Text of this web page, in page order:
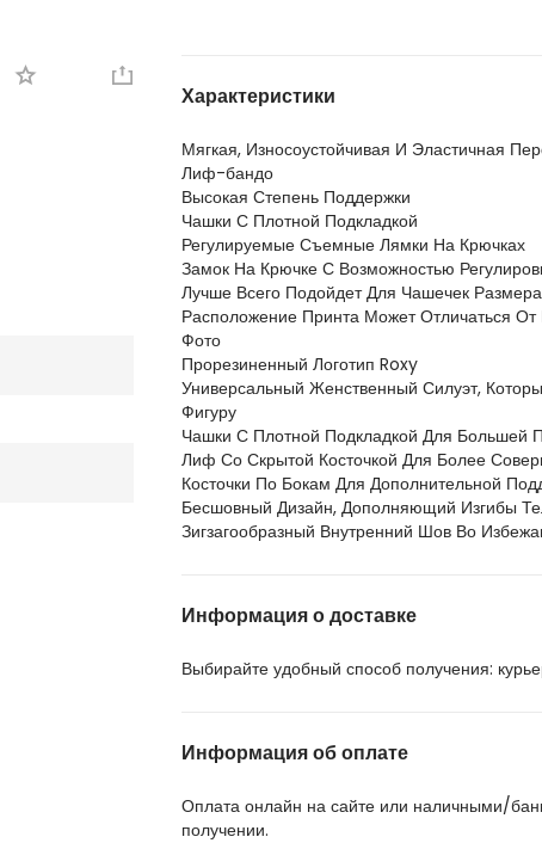
Характеристики
Мягкая, Износоустойчивая И Эластичная
Лиф-бандо
Высокая Степень Поддержки
Чашки С Плотной Подкладкой
Регулируемые Съемные Лямки На Крючках
Замок На Крючке С Возможностью
Лучше Всего Подойдет Для Чашечек
Расположение Принта Может Отличаться От
Фото
Прорезиненный Логотип Roxy
Универсальный Женственный Силуэт,
Фигуру
Чашки С Плотной Подкладкой Для Большей
Лиф Со Скрытой Косточкой Для Более
Косточки По Бокам Для Дополнительной
Бесшовный Дизайн, Дополняющий Изгибы
Зигзагообразный Внутренний Шов Во
Информация о доставке
Выбирайте удобный способ получения:
Информация об оплате
Оплата онлайн на сайте или наличными/
получении.